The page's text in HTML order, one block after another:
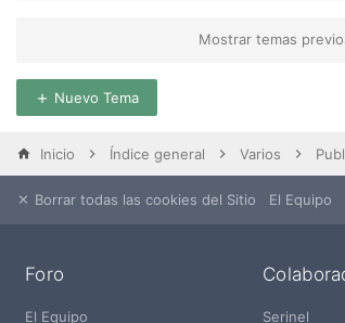
Mostrar temas
Nuevo Tema
Inicio Índice general Varios
Borrar todas las cookies del Sitio El Equipo
Foro
El Equipo Serinel